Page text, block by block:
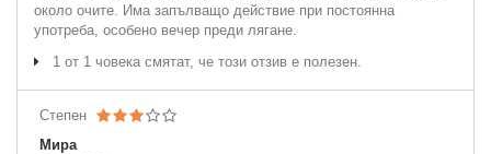
около очите. Има запълващо действие при постоянна
употреба, особено вечер преди лягане.
1 от 1 човека смятат, че този отзив е полезен.
Степен
Мира